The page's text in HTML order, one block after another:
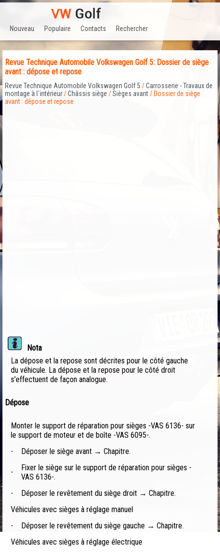
Nouveau Populaire Contacts Rechercher
Revue Technique Automobile Volkswagen Golf 5: Dossier de siège
avant : dépose et repose
Revue Technique Automobile Volkswagen Golf 5 /Carrosserie - Travaux de
montage à l`intérieur/Châssis siège /Sièges avant/ Dossier de siège
avant : dépose et repose
Nota
La dépose et la repose sont décrites pour le côté gauche
du véhicule. La dépose et la repose pour le côté droit
s'effectuent de façon analogue.
Dépose
Monter le support de réparation pour sièges -VAS 6136- sur
le support de moteur et de boîte -VAS 6095-.
-
Déposer le siège avant → Chapitre.
-
Fixer le siège sur le support de réparation pour sièges -
VAS 6136-.
-
Déposer le revêtement du siège droit → Chapitre.
Véhicules avec sièges à réglage manuel
-
Déposer le revêtement du siège gauche → Chapitre.
Véhicules avec sièges à réglage électrique